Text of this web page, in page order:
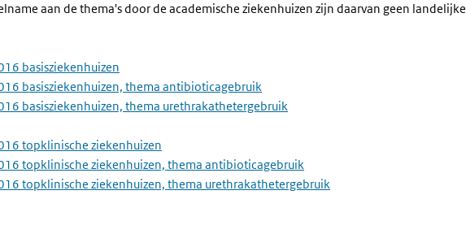
aan de thema's door de academische ziekenhuizen zijn daarvan geen landelijke
basisziekenhuizen
basisziekenhuizen, thema antibioticagebruik
basisziekenhuizen, thema urethrakathetergebruik
topklinische ziekenhuizen
topklinische ziekenhuizen, thema antibioticagebruik
topklinische ziekenhuizen, thema urethrakathetergebruik